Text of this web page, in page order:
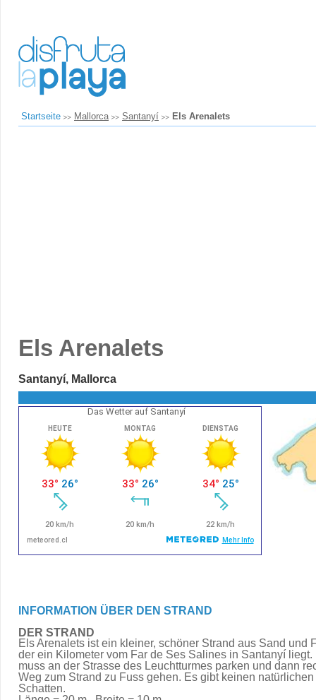
Startseite Mallorca Santanyí Els Arenalets
Els Arenalets
Santanyí, Mallorca
Das Wetter auf Santanyí
INFORMATION ÜBER DEN STRAND
DER STRAND
Els Arenalets ist ein kleiner, schöner Strand aus Sand und
der ein Kilometer vom Far de Ses Salines in Santanyí liegt.
muss an der Strasse des Leuchtturmes parken und dann
Weg zum Strand zu Fuss gehen. Es gibt keinen natürlichen
Schatten.